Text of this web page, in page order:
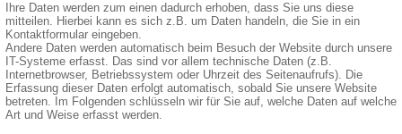
Ihre Daten werden zum einen dadurch erhoben, dass Sie uns diese
mitteilen. Hierbei kann es sich z.B. um Daten handeln, die Sie in ein
Kontaktformular eingeben.
Andere Daten werden automatisch beim Besuch der Website durch unsere
IT-Systeme erfasst. Das sind vor allem technische Daten (z.B.
Internetbrowser, Betriebssystem oder Uhrzeit des Seitenaufrufs). Die
Erfassung dieser Daten erfolgt automatisch, sobald Sie unsere Website
betreten. Im Folgenden schlüsseln wir für Sie auf, welche Daten auf welche
Art und Weise erfasst werden.